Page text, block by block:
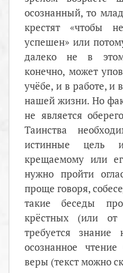
осознанный, то
крестят «чтобы
успешен» или
далеко не в
конечно, может
учёбе, и в работе, и
нашей жизни. Но
не является
Таинства
истинные цель
крещаемому или
нужно пройти
проще говоря,
такие беседы
крёстных (или от
требуется
осознанное
веры (текст можно